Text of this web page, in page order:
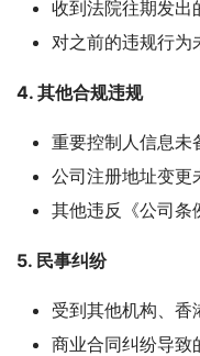
收到法院往期发出
对之前的违规行为
4. 其他合规违规
重要控制人信息未
公司注册地址变更
其他违反《公司条
5. 民事纠纷
受到其他机构、香
商业合同纠纷导致